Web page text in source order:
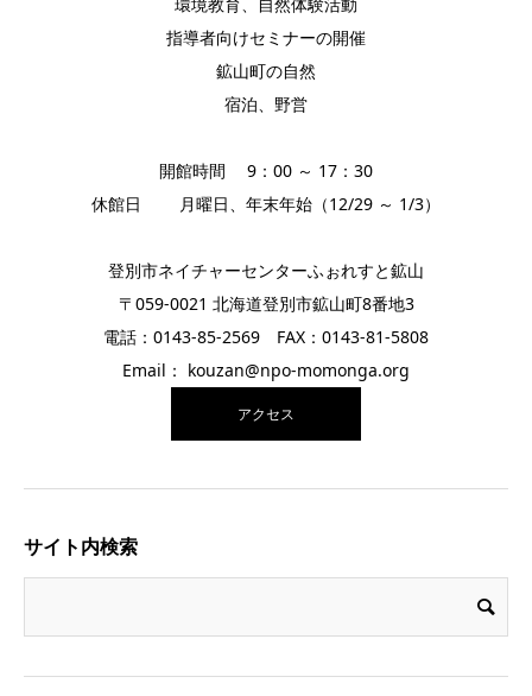
指導者向けセミナーの開催
鉱山町の自然
宿泊、野営
開館時間 9：00 ～ 17：30
休館日 月曜日、年末年始（12/29 ～ 1/3）
登別市ネイチャーセンターふぉれすと鉱山
〒059-0021 北海道登別市鉱山町8番地3
電話：0143-85-2569 FAX：0143-81-5808
Email： kouzan@npo-momonga.org
アクセス
サイト内検索